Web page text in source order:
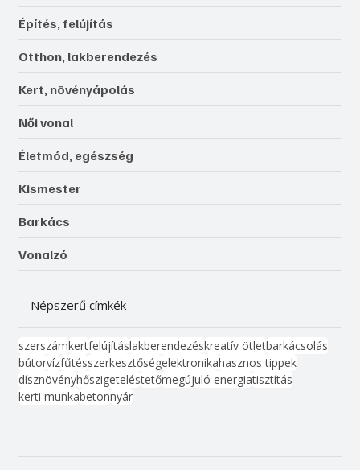
Építés, felújítás
Otthon, lakberendezés
Kert, növényápolás
Női vonal
Életmód, egészség
Kismester
Barkács
Vonalzó
Népszerű címkék
szerszámkertfelújításlakberendezéskreatív ötletbarkácsolás
bútorvízfűtésszerkesztőségelektronikahasznos tippek
dísznövényhőszigeteléstetőmegújuló energiatisztítás
kerti munkabetonnyár